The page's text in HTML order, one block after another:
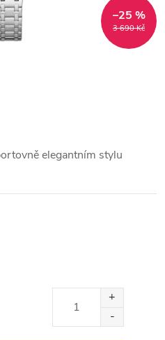
3 690 Kč
–25 %
elegantním stylu